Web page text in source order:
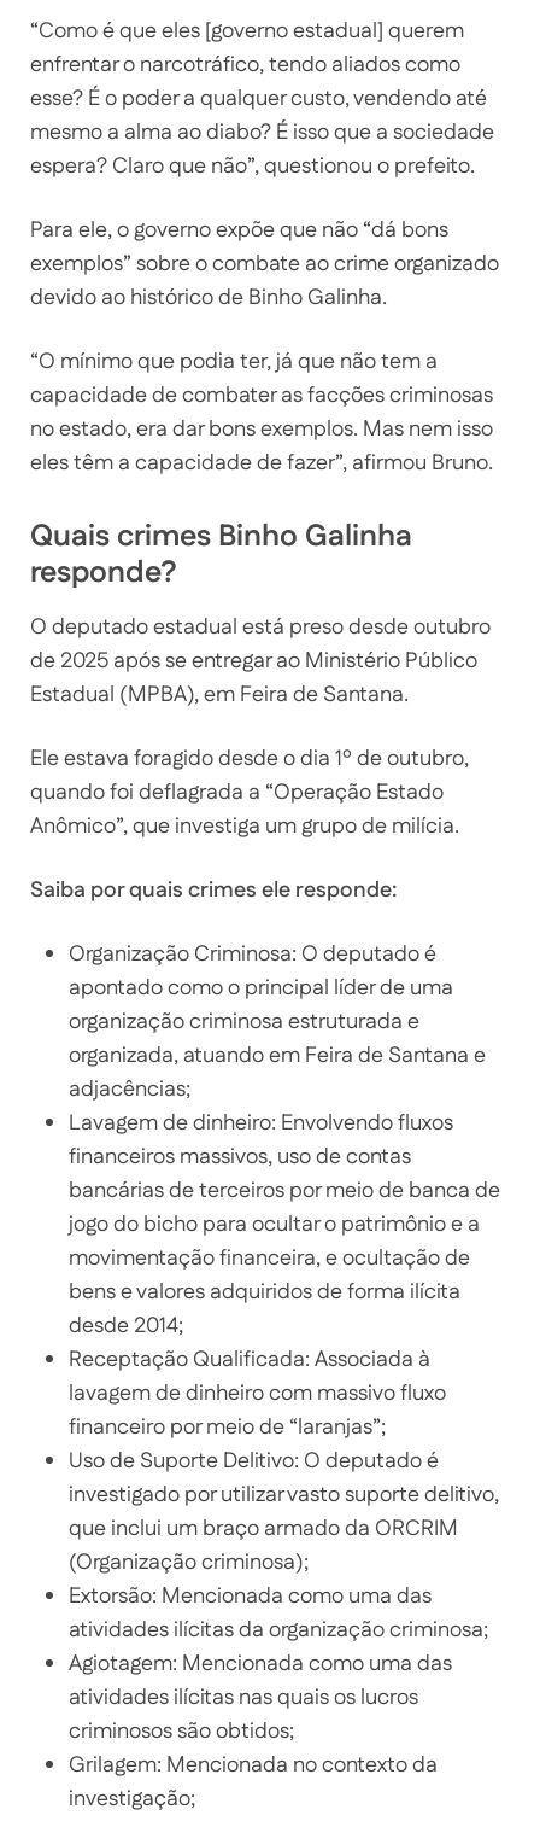
“Como é que eles [governo estadual] querem
enfrentar o narcotráfico, tendo aliados como
esse? É o poder a qualquer custo, vendendo até
mesmo a alma ao diabo? É isso que a sociedade
espera? Claro que não”, questionou o prefeito.
Para ele, o governo expõe que não “dá bons
exemplos” sobre o combate ao crime organizado
devido ao histórico de Binho Galinha.
“O mínimo que podia ter, já que não tem a
capacidade de combater as facções criminosas
no estado, era dar bons exemplos. Mas nem isso
eles têm a capacidade de fazer”, afirmou Bruno.
Quais crimes Binho Galinha
responde?
O deputado estadual está preso desde outubro
de 2025 após se entregar ao Ministério Público
Estadual (MPBA), em Feira de Santana.
Ele estava foragido desde o dia 1º de outubro,
quando foi deflagrada a “Operação Estado
Anômico”, que investiga um grupo de milícia.
Saiba por quais crimes ele responde:
Organização Criminosa: O deputado é
apontado como o principal líder de uma
organização criminosa estruturada e
organizada, atuando em Feira de Santana e
adjacências;
Lavagem de dinheiro: Envolvendo fluxos
financeiros massivos, uso de contas
bancárias de terceiros por meio de banca de
jogo do bicho para ocultar o patrimônio e a
movimentação financeira, e ocultação de
bens e valores adquiridos de forma ilícita
desde 2014;
Receptação Qualificada: Associada à
lavagem de dinheiro com massivo fluxo
financeiro por meio de “laranjas”;
Uso de Suporte Delitivo: O deputado é
investigado por utilizar vasto suporte delitivo,
que inclui um braço armado da ORCRIM
(Organização criminosa);
Extorsão: Mencionada como uma das
atividades ilícitas da organização criminosa;
Agiotagem: Mencionada como uma das
atividades ilícitas nas quais os lucros
criminosos são obtidos;
Grilagem: Mencionada no contexto da
investigação;